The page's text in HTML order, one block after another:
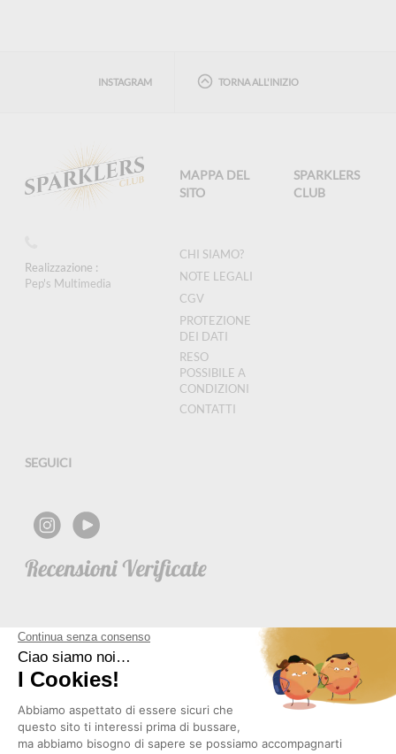
INSTAGRAM TORNA ALL'INIZIO
Realizzazione :
Pep's Multimedia
MAPPA DEL
SITO
CHI SIAMO?
NOTE LEGALI
CGV
PROTEZIONE
DEI DATI
RESO
POSSIBILE A
CONDIZIONI
CONTATTI
SPARKLERS
CLUB
SEGUICI
NEWSLETTER